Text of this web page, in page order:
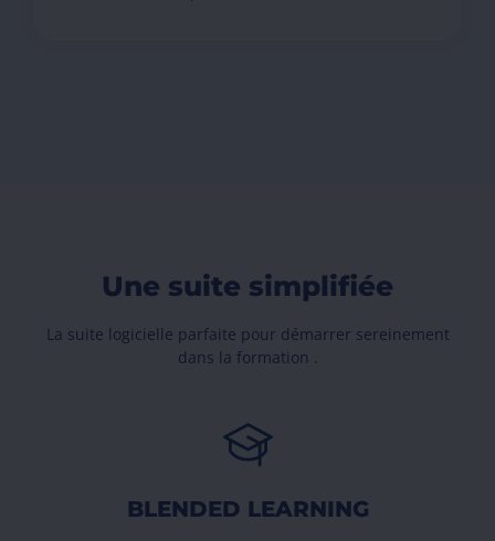
Une suite simplifiée
La suite logicielle parfaite pour démarrer sereinement
dans la formation .
BLENDED LEARNING